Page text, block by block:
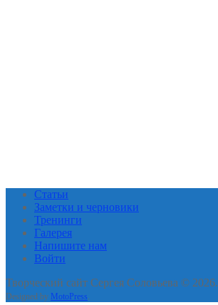
Статьи
Заметки и черновики
Тренинги
Галерея
Напишите нам
Войти
Творческий сайт Сергея Соловьева © 2026.
Designed by MotoPress.